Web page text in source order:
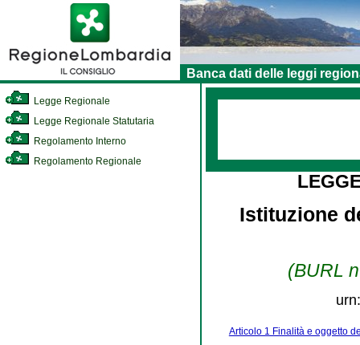
Banca dati delle leggi
Legge Regionale
Legge Regionale Statutaria
Regolamento Interno
Regolamento Regionale
Istituzione
(BURL
Articolo 1 Finalità e oggetto